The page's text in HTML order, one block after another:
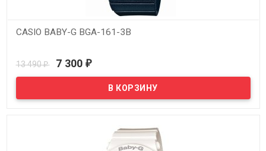
CASIO BABY-G BGA-161-3B
13 490₽ 7 300 ₽